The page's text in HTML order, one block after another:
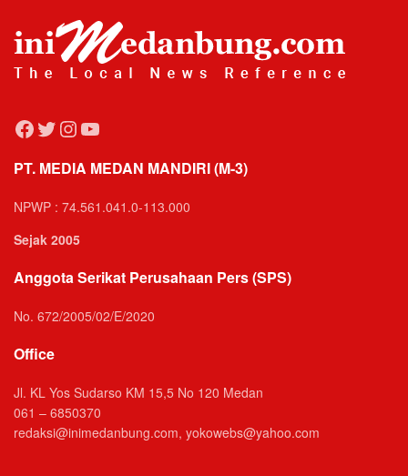
Facebook
Twitter
Instagram
YouTube
PT. MEDIA MEDAN MANDIRI (M-3)
NPWP : 74.561.041.0-113.000
Sejak 2005
Anggota Serikat Perusahaan Pers (SPS)
No. 672/2005/02/E/2020
Office
Jl. KL Yos Sudarso KM 15,5 No 120 Medan
061 – 6850370
redaksi@inimedanbung.com, yokowebs@yahoo.com